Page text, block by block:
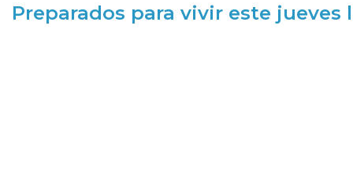
Preparados para vivir este jueves